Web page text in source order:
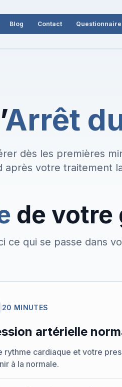
Blog Contact Questionnaire
Arrêt
dès les premières
après votre traitement
de votre
ce qui se passe dans
20 MINUTES
artérielle
rythme cardiaque et votre
à la normale.